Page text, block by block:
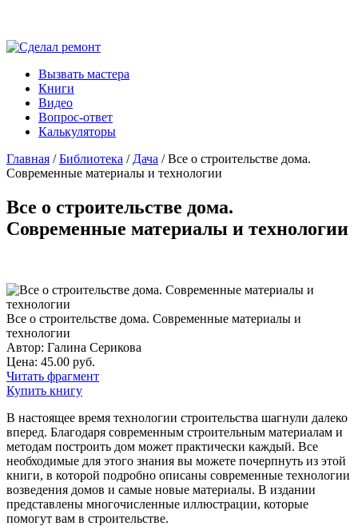
Вызвать мастера
Книги
Видео
Вопрос-ответ
Калькуляторы
Главная /Библиотека / Дача / Все о строительстве дома.
Современные материалы и технологии
Все о строительстве дома.
Современные материалы и технологии
Все о строительстве дома. Современные материалы и
технологии
Автор: Галина Серикова
Цена: 45.00 руб.
Читать фрагмент
Купить книгу
В настоящее время технологии строительства шагнули далеко
вперед. Благодаря современным строительным материалам и
методам построить дом может практически каждый. Все
необходимые для этого знания вы можете почерпнуть из этой
книги, в которой подробно описаны современные технологии
возведения домов и самые новые материалы. В издании
представлены многочисленные иллюстрации, которые
помогут вам в строительстве.